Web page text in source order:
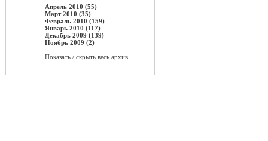
Апрель 2010 (55)
Март 2010 (35)
Февраль 2010 (159)
Январь 2010 (117)
Декабрь 2009 (139)
Ноябрь 2009 (2)
Показать / скрыть весь архив